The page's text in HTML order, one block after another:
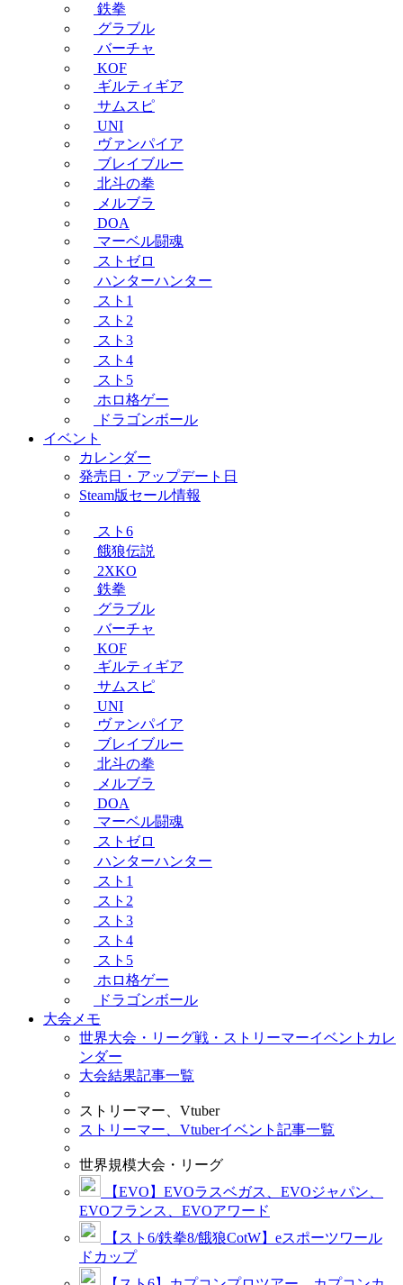
鉄拳
グラブル
バーチャ
KOF
ギルティギア
サムスピ
UNI
ヴァンパイア
ブレイブルー
北斗の拳
メルブラ
DOA
マーベル闘魂
ストゼロ
ハンターハンター
スト1
スト2
スト3
スト4
スト5
ホロ格ゲー
ドラゴンボール
イベント
カレンダー
発売日・アップデート日
Steam版セール情報
スト6
餓狼伝説
2XKO
鉄拳
グラブル
バーチャ
KOF
ギルティギア
サムスピ
UNI
ヴァンパイア
ブレイブルー
北斗の拳
メルブラ
DOA
マーベル闘魂
ストゼロ
ハンターハンター
スト1
スト2
スト3
スト4
スト5
ホロ格ゲー
ドラゴンボール
大会メモ
世界大会・リーグ戦・ストリーマーイベントカレ
ンダー
大会結果記事一覧
ストリーマー、Vtuber
ストリーマー、Vtuberイベント記事一覧
世界規模大会・リーグ
【EVO】EVOラスベガス、EVOジャパン、
EVOフランス、EVOアワード
【スト6/鉄拳8/餓狼CotW】eスポーツワール
ドカップ